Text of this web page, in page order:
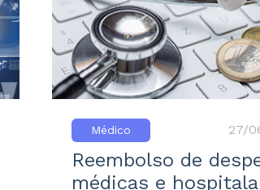
Médico 27/
Reembolso de
médicas e